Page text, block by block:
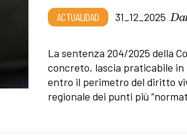
ACTUALIDAD 31_12_2025
La sentenza 204/2025 della
concreto, lascia praticabile in
entro il perimetro del diritto
regionale dei punti più